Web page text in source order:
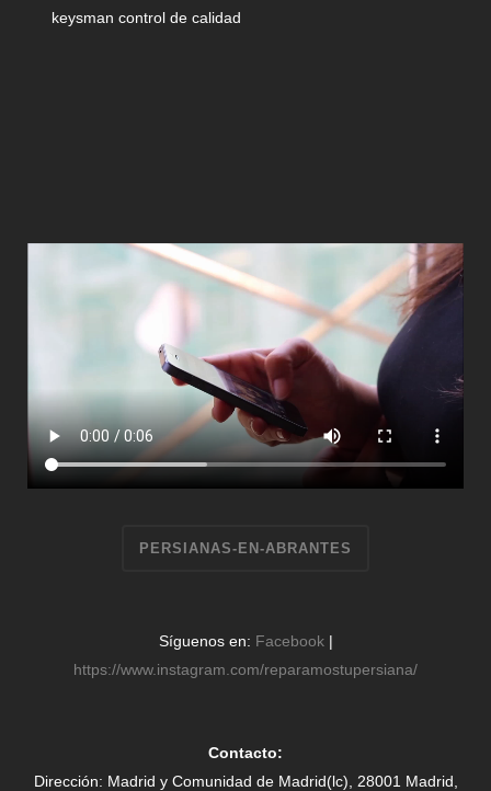
keysman control de calidad
PERSIANAS-EN-ABRANTES
Síguenos en: Facebook|
https://www.instagram.com/reparamostupersiana/
Contacto:
Dirección: Madrid y Comunidad de Madrid(lc), 28001 Madrid,